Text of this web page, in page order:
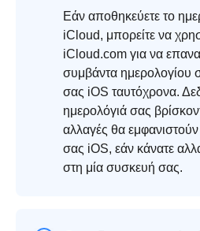
Εάν αποθηκεύετε το
iCloud, μπορείτε να
iCloud.com για να
συμβάντα ημερολογίου
σας iOS ταυτόχρονα.
ημερολόγιά σας
αλλαγές θα
σας iOS, εάν κάνατε
στη μία συσκευή σας.